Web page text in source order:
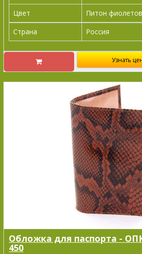
Цвет
Питон
Страна
Россия
Узнать
Обложка для паспорта -
450